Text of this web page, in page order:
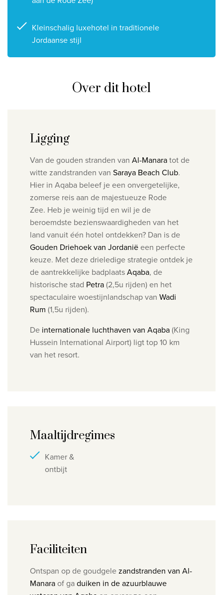
Kleinschalig luxehotel in traditionele
Jordaanse stijl
Over dit hotel
Ligging
Van de gouden stranden van Al-Manaratot de
witte zandstranden van Saraya Beach Club.
Hier in Aqaba beleef je een onvergetelijke,
zomerse reis aan de majestueuze Rode
Zee. Heb je weinig tijd en wil je de
beroemdste bezienswaardigheden van het
land vanuit één hotel ontdekken? Dan is de
Gouden Driehoek van Jordaniëeen perfecte
keuze. Met deze drieledige strategie ontdek je
de aantrekkelijke badplaatsAqaba, de
historische stad Petra(2,5u rijden) en het
spectaculaire woestijnlandschap van Wadi
Rum (1,5u rijden).
De internationale luchthaven van Aqaba(King
Hussein International Airport) ligt top 10 km
van het resort.
Maaltijdregimes
Kamer &
ontbijt
Faciliteiten
Ontspan op de goudgelezandstranden van Al-
Manaraof gaduiken in de azuurblauwe